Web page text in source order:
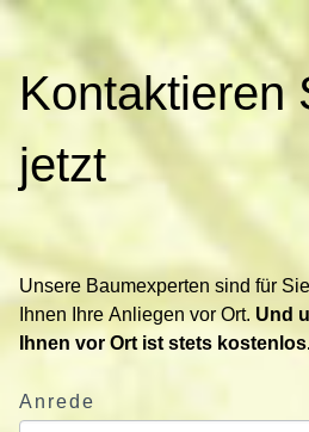
o
n
t
e
r
e
S
Kontaktieren
jetzt
Unsere Baumexperten sind für
Ihnen Ihre Anliegen vor Ort. Und
Ihnen vor Ort ist stets
Anrede